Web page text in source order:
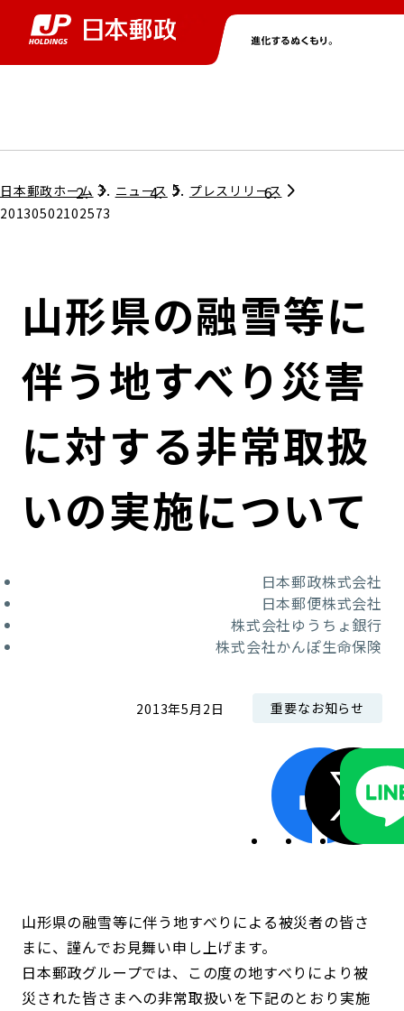
グループ情報トップ
コンプライアンス
ガバナンス
ローカル共創イニシアティブ
関連事業
株主・投資家情報トップ
個人投資家のみなさまへ
株式情報
IRカレンダー
ニューストップ
サステナビリティトップ
担当役員メッセージ
サステナビリティマネジメント
社会
採用情報トップ
日本郵政ホーム ニュース
プレスリリース
20130502102573
山形県の融雪等に
伴う地すべり災害
に対する非常取扱
いの実施について
日本郵政株式会社
日本郵便株式会社
株式会社ゆうちょ銀行
株式会社かんぽ生命保険
2013年5月2日 重要なお知らせ
山形県の融雪等に伴う地すべりによる被災者の皆さ
まに、謹んでお見舞い申し上げます。
日本郵政グループでは、この度の地すべりにより被
災された皆さまへの非常取扱いを下記のとおり実施